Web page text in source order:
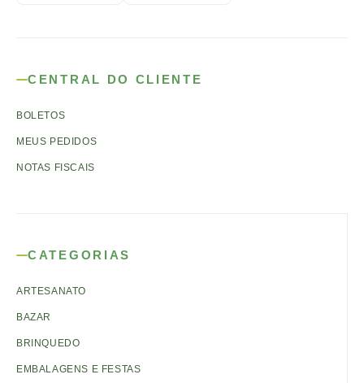
CENTRAL DO CLIENTE
BOLETOS
MEUS PEDIDOS
NOTAS FISCAIS
CATEGORIAS
ARTESANATO
BAZAR
BRINQUEDO
EMBALAGENS E FESTAS